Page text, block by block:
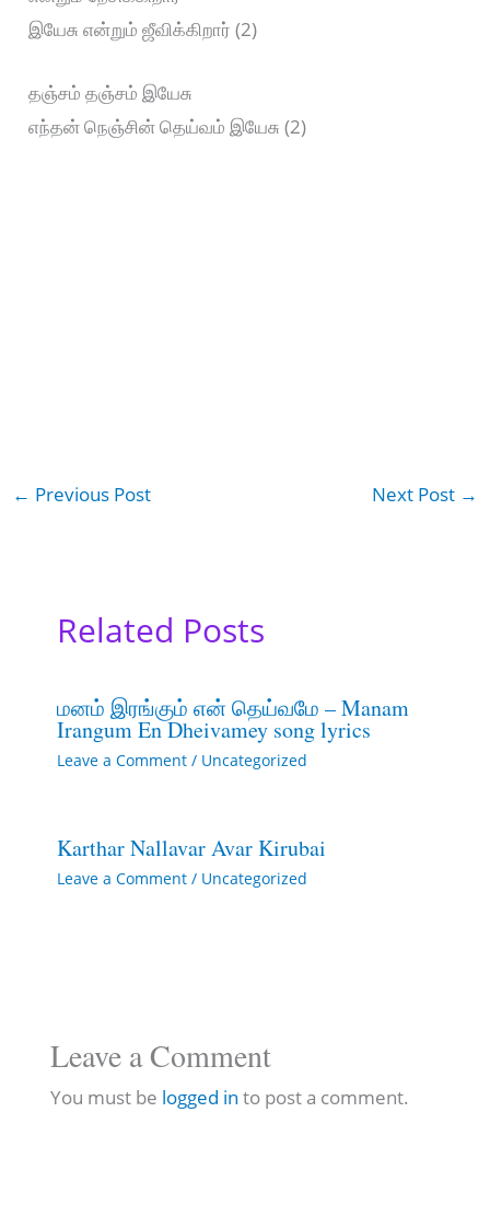
இயேசு என்றும் ஜீவிக்கிறார் (2)
தஞ்சம் தஞ்சம் இயேசு
எந்தன் நெஞ்சின் தெய்வம் இயேசு (2)
← Previous Post Next Post →
Related Posts
மனம் இரங்கும் என் தெய்வமே – Manam
Irangum En Dheivamey song lyrics
Leave a Comment / Uncategorized
Karthar Nallavar Avar Kirubai
Leave a Comment / Uncategorized
Leave a Comment
You must be logged in to post a comment.